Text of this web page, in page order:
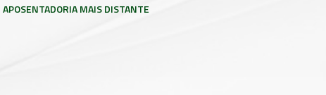
APOSENTADORIA MAIS DISTANTE